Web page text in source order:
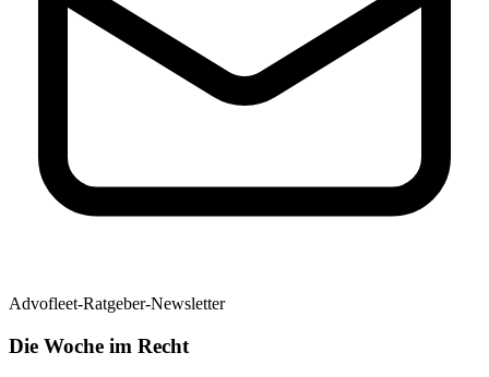
Advofleet-Ratgeber-Newsletter
Die Woche im Recht